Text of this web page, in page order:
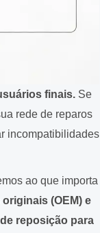
finais. Se
rede de reparos
incompatibilidades
ao que importa
(OEM) e
reposição para